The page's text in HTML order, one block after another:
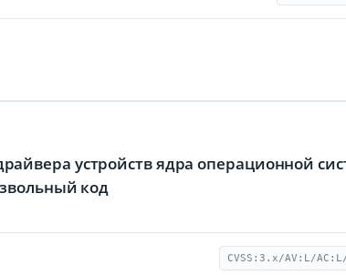
устройств ядра операционной
код
CVSS:3.x/AV:L/